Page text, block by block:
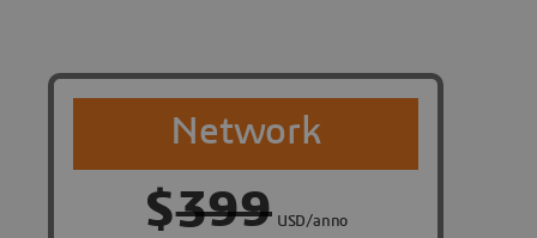
Network
$399 USD/anno